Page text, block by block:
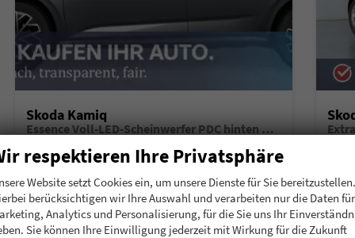
Skoda Kamiq
Essence Voll-LED-Scheinwerfer PDC hinten Klima
Fahrzeugnummer 196911
Schalt. 5-Gang
Benzin 70 kW (95 PS)
20.780,– € Details
Fahrzeugnummer
Kraftstoff
respektieren Ihre Privatsphäre
Website setzt Cookies ein, um unsere Dienste für Sie bereitzustellen.
berücksichtigen wir Ihre Auswahl und verarbeiten nur die Daten für
Analytics und Personalisierung, für die Sie uns Ihr
Sie können Ihre Einwilligung jederzeit mit Wirkung für die Zukunft